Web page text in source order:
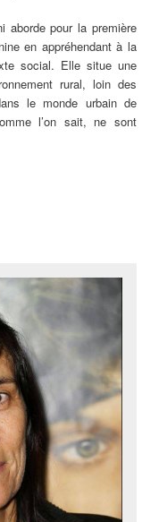
aborde pour la première
en appréhendant à la
social. Elle situe une
rural, loin des
le monde urbain de
l’on sait, ne sont